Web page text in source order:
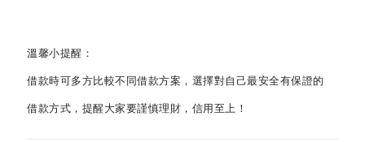
溫馨小提醒：
借款時可多方比較不同借款方案，選擇對自己最安全有保證的
借款方式，提醒大家要謹慎理財，信用至上！